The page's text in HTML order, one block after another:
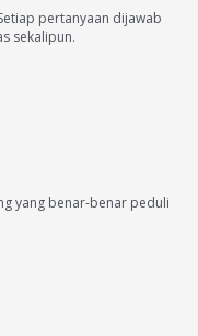
pertanyaan dijawab
sekalipun.
yang benar-benar peduli